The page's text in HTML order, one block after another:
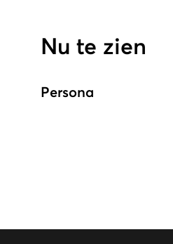
Nu te zien
Persona